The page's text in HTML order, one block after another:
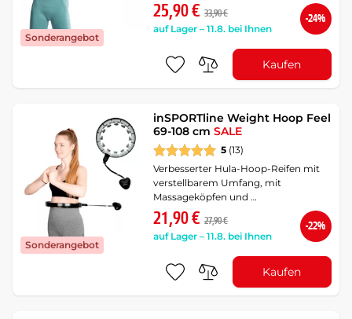
Sonderangebot
25,90 € 33,90 €
auf Lager – 11.8. bei Ihnen
-24%
Kaufen
Sonderangebot
inSPORTline Weight Hoop Feel
69-108 cmSALE
5 (13)
Verbesserter Hula-Hoop-Reifen mit
verstellbarem Umfang, mit
Massageköpfen und …
21,90 € 27,90 €
auf Lager – 11.8. bei Ihnen
-22%
Kaufen